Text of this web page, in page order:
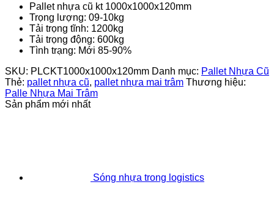
Pallet nhựa cũ kt 1000x1000x120mm
Trọng lượng: 09-10kg
Tải trọng tĩnh: 1200kg
Tải trọng động: 600kg
Tình trạng: Mới 85-90%
SKU: PLCKT1000x1000x120mm Danh mục: Pallet Nhựa Cũ
Thẻ: pallet nhựa cũ, pallet nhựa mai trâm Thương hiệu:
Palle Nhựa Mai Trâm
Sản phẩm mới nhất
Sóng nhựa trong logistics